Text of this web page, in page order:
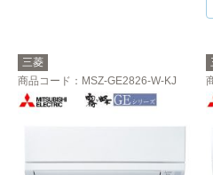
三菱
商品コード ：MSZ-GE2826-W-KJ